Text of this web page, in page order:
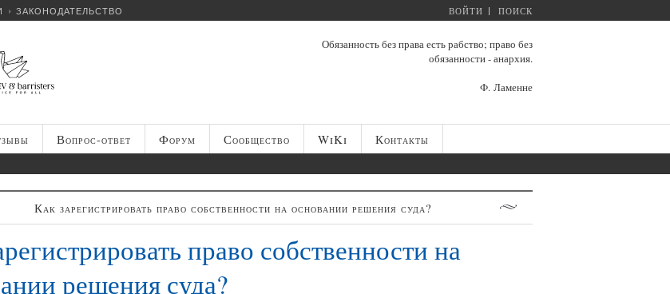
ЗАКОНОДАТЕЛЬСТВО ВОЙТИ ПОИСК
Обязанность без права есть рабство; право без
обязанности - анархия.
Ф. Ламенне
Вопрос-ответ Форум Сообщество WiKi Контакты
Как зарегистрировать право собственности на основании решения суда?
право собственности на
решения суда?